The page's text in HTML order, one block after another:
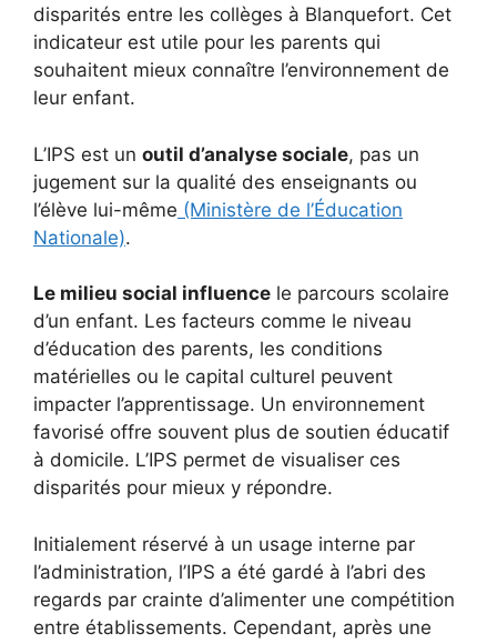
disparités entre les collèges à Blanquefort. Cet
indicateur est utile pour les parents qui
souhaitent mieux connaître l’environnement de
leur enfant.
L’IPS est un outil d’analyse sociale, pas un
jugement sur la qualité des enseignants ou
l’élève lui-même (Ministère de l’Éducation
Nationale).
Le milieu social influence le parcours scolaire
d’un enfant. Les facteurs comme le niveau
d’éducation des parents, les conditions
matérielles ou le capital culturel peuvent
impacter l’apprentissage. Un environnement
favorisé offre souvent plus de soutien éducatif
à domicile. L’IPS permet de visualiser ces
disparités pour mieux y répondre.
Initialement réservé à un usage interne par
l’administration, l’IPS a été gardé à l’abri des
regards par crainte d’alimenter une compétition
entre établissements. Cependant, après une